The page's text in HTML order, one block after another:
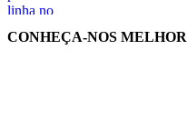
CONHEÇA-NOS MELHOR